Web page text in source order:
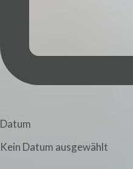
Datum
Kein Datum ausgewählt